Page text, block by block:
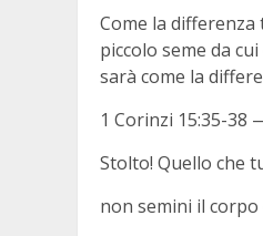
Come la differenza
piccolo seme da
sarà come la
1 Corinzi 15:35-38
Stolto! Quello che
non semini il